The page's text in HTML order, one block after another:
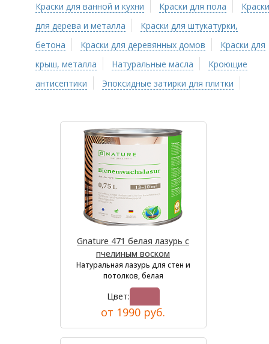
Краски для ванной и кухни
Краски для пола
Краски
для дерева и металла
Краски для штукатурки,
бетона
Краски для деревянных домов
Краски для
крыш, металла
Натуральные масла
Кроющие
антисептики
Эпоксидные затирки для плитки
Gnature 471 белая лазурь с
пчелиным воском
Натуральная лазурь для стен и
потолков, белая
Цвет:
от 1990 руб.